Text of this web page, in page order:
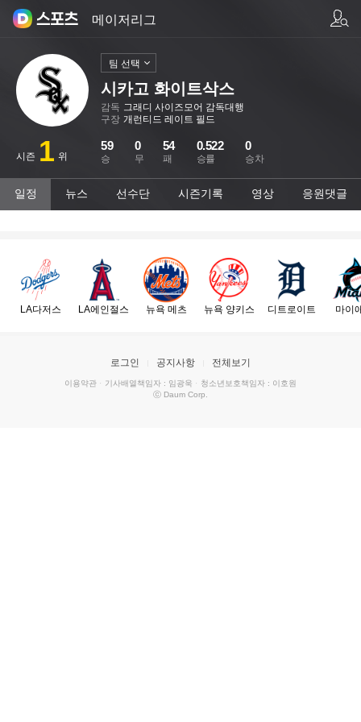
메이저리그
시카고 화이트삭스
감독 그래디 사이즈모어 감독대행
구장 개런티드 레이트 필드
시즌 1 위 승
59
무
0
패
54
승률
0.522
승차
0
팀 선택
일정 뉴스 선수단 시즌기록 영상 응원댓글
LA다저스 LA에인절스 뉴욕 메츠 뉴욕 양키스 디트로이트 마이
로그인 공지사항 전체보기
이용약관 · 기사배열책임자 : 임광욱 · 청소년보호책임자 : 이호원
ⓒ Daum Corp.